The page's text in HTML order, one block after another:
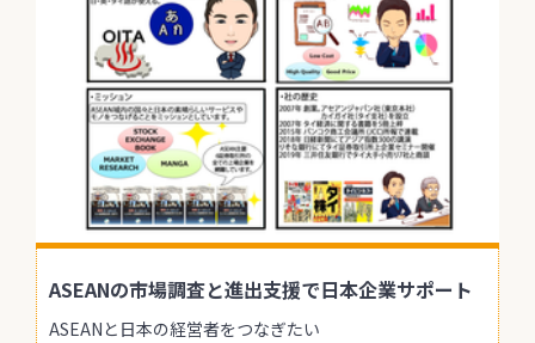
ASEANの市場調査と進出支援で日本企業サポート
ASEANと日本の経営者をつなぎたい